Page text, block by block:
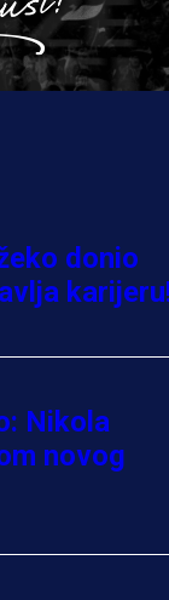
donio
Nikola
novog